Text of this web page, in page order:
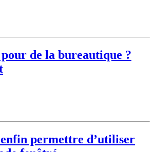
de la bureautique ?
permettre d’utiliser